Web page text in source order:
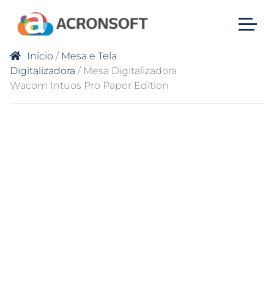
Início / Mesa e Tela
Digitalizadora / Mesa Digitalizadora
Wacom Intuos Pro Paper Edition